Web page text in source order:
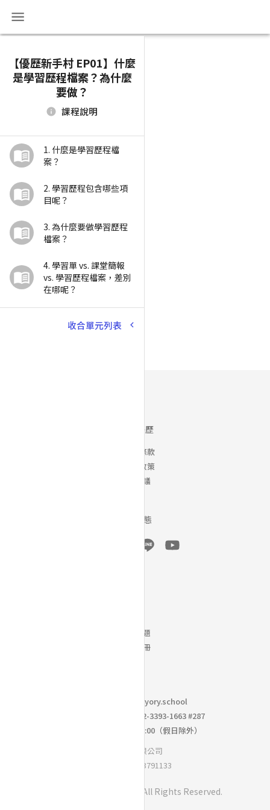
【優歷新手村 EP01】什麼
是學習歷程檔案？為什麼
要做？
課程說明
1. 什麼是學習歷程檔
案？
2. 學習歷程包含哪些項
目呢？
3. 為什麼要做學習歷程
檔案？
4. 學習單 vs. 課堂簡報
vs. 學習歷程檔案，差別
在哪呢？
收合單元列表
Yory 優歷
使用者條款
隱私權政策
銷售協議
最新動態
常見問題
下載手冊
info@yory.school
校園採購洽詢專線： 02-3393-1663 #287
週一到週五 10:00 ~ 18:00（假日除外）
思學優有限公司
統一編號：93791133
All Rights Reserved.